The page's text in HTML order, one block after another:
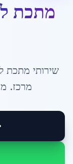
מתכת
שירותי מתכת
מרכז.